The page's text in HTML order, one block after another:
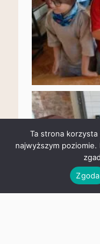
Ta strona
najwyższym
że
Zgoda